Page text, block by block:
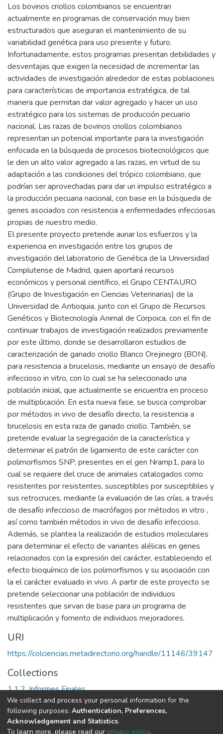
Los bovinos criollos colombianos se encuentran
actualmente en programas de conservación muy bien
estructurados que aseguran el mantenimiento de su
variabilidad genética para uso presente y futuro.
Infortunadamente, estos programas presentan debilidades y
desventajas que exigen la necesidad de incrementar las
actividades de investigación alrededor de estas poblaciones
para características de importancia estratégica, de tal
manera que permitan dar valor agregado y hacer un uso
estratégico para los sistemas de producción pecuario
nacional. Las razas de bovinos criollos colombianos
representan un potencial importante para la investigación
enfocada en la búsqueda de procesos biotecnológicos que
le den un alto valor agregado a las razas, en virtud de su
adaptación a las condiciones del trópico colombiano, que
podrían ser aprovechadas para dar un impulso estratégico a
la producción pecuaria nacional, con base en la búsqueda de
genes asociados con resistencia a enfermedades infecciosas
propias de nuestro medio.
El presente proyecto pretende aunar los esfuerzos y la
experiencia en investigación entre los grupos de
investigación del laboratorio de Genética de la Universidad
Complutense de Madrid, quien aportará recursos
económicos y personal científico, el Grupo CENTAURO
(Grupo de Investigación en Ciencias Veterinarias) de la
Universidad de Antioquia, junto con el Grupo de Recursos
Genéticos y Biotecnología Animal de Corpoica, con el fin de
continuar trabajos de investigación realizados previamente
por este último, donde se desarrollaron estudios de
caracterización de ganado criollo Blanco Orejinegro (BON),
para resistencia a brucelosis, mediante un ensayo de desafío
infeccioso in vitro, con lo cual se ha seleccionado una
población inicial, que actualmente se encuentra en proceso
de multiplicación. En esta nueva fase, se busca comprobar
por métodos in vivo de desafío directo, la resistencia a
brucelosis en esta raza de ganado criollo. También, se
pretende evaluar la segregación de la característica y
determinar el patrón de ligamiento de este carácter con
polimorfismos SNP, presentes en el gen Nramp1, para lo
cual se requiere del cruce de animales catalogados como
resistentes por resistentes, susceptibles por susceptibles y
sus retrocruces, mediante la evaluación de las crías, a través
de desafío infeccioso de macrófagos por métodos in vitro ,
así como también métodos in vivo de desafío infeccioso.
Además, se plantea la realización de estudios moleculares
para determinar el efecto de variantes alélicas en genes
relacionados con la expresión del carácter, estableciendo el
efecto bioquímico de los polimorfismos y su asociación con
la el carácter evaluado in vivo. A partir de este proyecto se
pretende seleccionar una población de individuos
resistentes que sirvan de base para un programa de
multiplicación y fomento de individuos mejoradores.
URI
https://colciencias.metadirectorio.org/handle/11146/39147
Collections
1.1.2. Informes Finales
Full item page
We collect and process your personal information for the
following purposes: Authentication, Preferences,
Acknowledgement and Statistics.
To learn more, please read our privacy policy.